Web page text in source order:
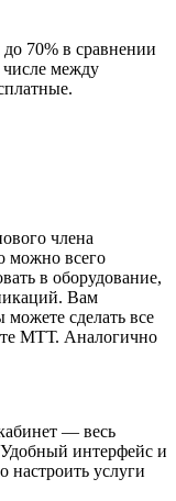
70% в сравнении
числе между
члена
можно всего
в оборудование,
Вам
можете сделать все
МТТ. Аналогично
— весь
интерфейс и
настроить услуги